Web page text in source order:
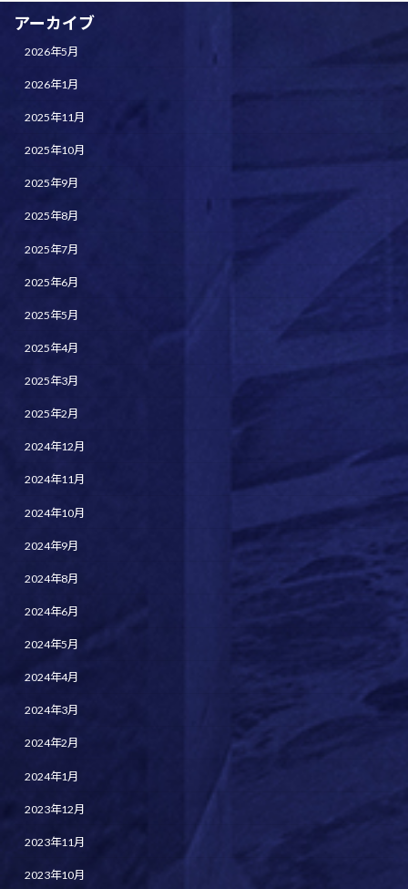
アーカイブ
2026年5月
2026年1月
2025年11月
2025年10月
2025年9月
2025年8月
2025年7月
2025年6月
2025年5月
2025年4月
2025年3月
2025年2月
2024年12月
2024年11月
2024年10月
2024年9月
2024年8月
2024年6月
2024年5月
2024年4月
2024年3月
2024年2月
2024年1月
2023年12月
2023年11月
2023年10月